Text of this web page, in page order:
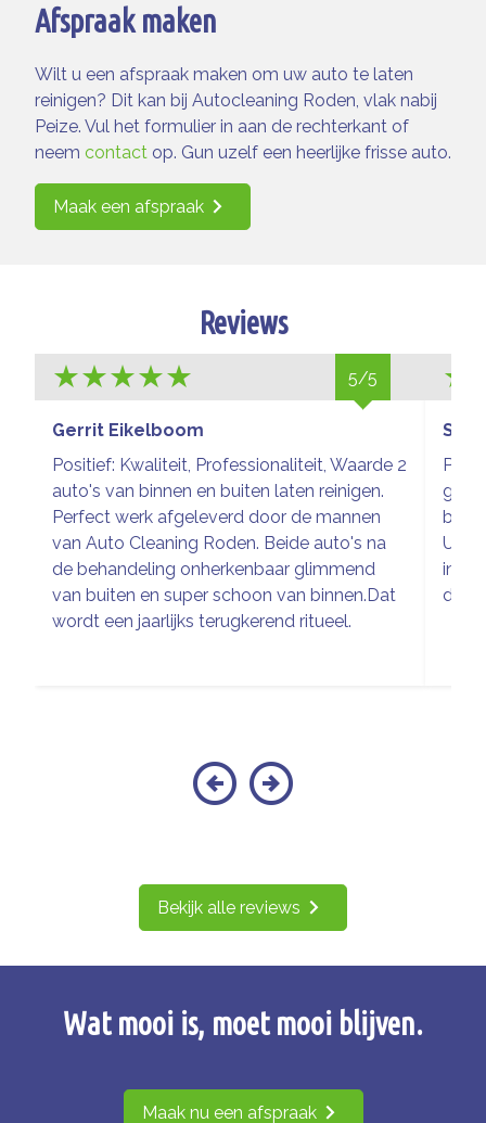
Afspraak maken
Wilt u een afspraak maken om uw auto te laten
reinigen? Dit kan bij Autocleaning Roden, vlak nabij
Peize. Vul het formulier in aan de rechterkant of
neem contact op. Gun uzelf een heerlijke frisse auto.
Maak een afspraak
Wat mooi is, moet mooi blijven.
Maak nu een afspraak
Reviews
5/5
Gerrit Eikelboom
Positief: Kwaliteit, Professionaliteit, Waarde 2
auto's van binnen en buiten laten reinigen.
Perfect werk afgeleverd door de mannen
van Auto Cleaning Roden. Beide auto's na
de behandeling onherkenbaar glimmend
van buiten en super schoon van binnen.Dat
wordt een jaarlijks terugkerend ritueel.
de
Bekijk alle reviews